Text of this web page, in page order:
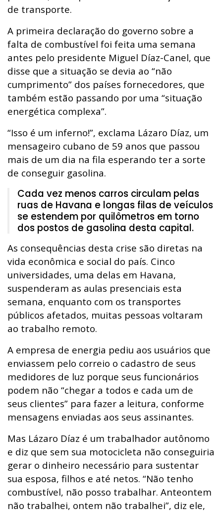
de transporte.
A primeira declaração do governo sobre a
falta de combustível foi feita uma semana
antes pelo presidente Miguel Díaz-Canel, que
disse que a situação se devia ao “não
cumprimento” dos países fornecedores, que
também estão passando por uma “situação
energética complexa”.
“Isso é um inferno!”, exclama Lázaro Díaz, um
mensageiro cubano de 59 anos que passou
mais de um dia na fila esperando ter a sorte
de conseguir gasolina.
Cada vez menos carros circulam pelas
ruas de Havana e longas filas de veículos
se estendem por quilômetros em torno
dos postos de gasolina desta capital.
As consequências desta crise são diretas na
vida econômica e social do país. Cinco
universidades, uma delas em Havana,
suspenderam as aulas presenciais esta
semana, enquanto com os transportes
públicos afetados, muitas pessoas voltaram
ao trabalho remoto.
A empresa de energia pediu aos usuários que
enviassem pelo correio o cadastro de seus
medidores de luz porque seus funcionários
podem não “chegar a todos e cada um de
seus clientes” para fazer a leitura, conforme
mensagens enviadas aos seus assinantes.
Mas Lázaro Díaz é um trabalhador autônomo
e diz que sem sua motocicleta não conseguiria
gerar o dinheiro necessário para sustentar
sua esposa, filhos e até netos. “Não tenho
combustível, não posso trabalhar. Anteontem
não trabalhei, ontem não trabalhei”, diz ele,